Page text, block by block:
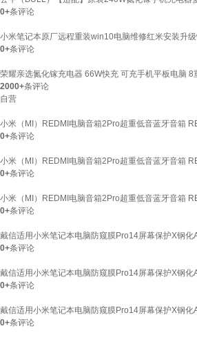
0+条评论
小米笔记本原厂远程重装win10电脑维修红米安装升
0+条评论
荣耀亲选氮化镓充电器 66W快充 可充手机平板电脑
2000+条评论
自营
小米（MI）REDMI电脑音箱2Pro超重低音蓝牙音箱
0+条评论
小米（MI）REDMI电脑音箱2Pro超重低音蓝牙音箱
0+条评论
小米（MI）REDMI电脑音箱2Pro超重低音蓝牙音箱
0+条评论
戴信适用小米笔记本电脑防窥膜Pro14屏幕保护X钢
0+条评论
戴信适用小米笔记本电脑防窥膜Pro14屏幕保护X钢
0+条评论
戴信适用小米笔记本电脑防窥膜Pro14屏幕保护X钢
0+条评论